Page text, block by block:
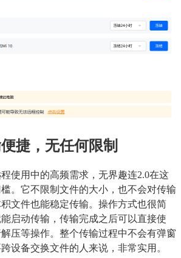
捷，无任何限制
使用中的高频需求，无界趣连2.0在这
。它不限制文件的大小，也不会对传输
文件也能稳定传输。操作方式也很简
启动传输，传输完成之后可以直接使
压等操作。整个传输过程中不会有弹窗
设备交换文件的人来说，非常实用。